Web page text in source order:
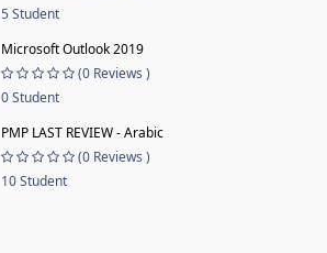
5 Student
Microsoft Outlook 2019
(0 Reviews )
0 Student
PMP LAST REVIEW - Arabic
(0 Reviews )
10 Student